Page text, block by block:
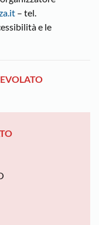
– tel.
e le